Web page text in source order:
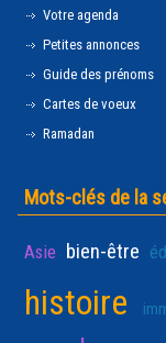
Votre agenda
Petites annonces
Guide des prénoms
Cartes de voeux
Ramadan
Mots-clés de la
Asie bien-être
histoire